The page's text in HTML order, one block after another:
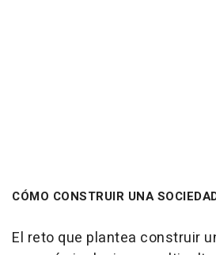
CÓMO CONSTRUIR UNA
El reto que plantea construir